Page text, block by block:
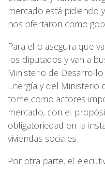
mercado está pidiendo
nos ofertaron como
Para ello asegura que
los diputados y van a
Ministerio de
Energía y del Ministerio
tome como actores
mercado, con el
obligatoriedad en la
viviendas sociales.
Por otra parte, el